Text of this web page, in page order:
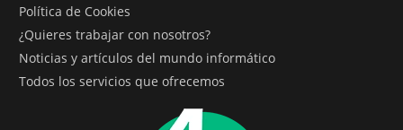
Política de Cookies
¿Quieres trabajar con nosotros?
Noticias y artículos del mundo informático
Todos los servicios que ofrecemos